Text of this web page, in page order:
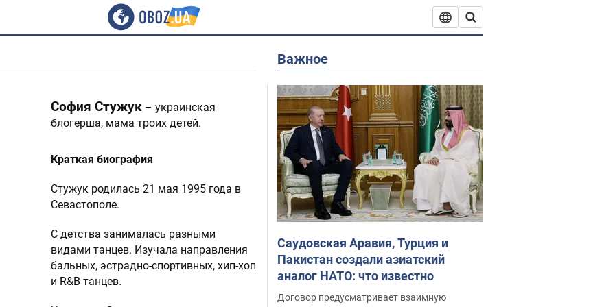
София Стужук – украинская
блогерша, мама троих детей.
Краткая биография
Стужук родилась 21 мая 1995 года в
Севастополе.
С детства занималась разными
видами танцев. Изучала направления
бальных, эстрадно-спортивных, хип-хоп
и R&B танцев.
Важное
Саудовская Аравия, Турция и
Пакистан создали азиатский
аналог НАТО: что известно
Договор предусматривает взаимную